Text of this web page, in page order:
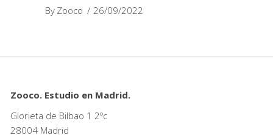
By Zooco 26/09/2022
Zooco. Estudio en Madrid.
Glorieta de Bilbao 1 2ºc
28004 Madrid